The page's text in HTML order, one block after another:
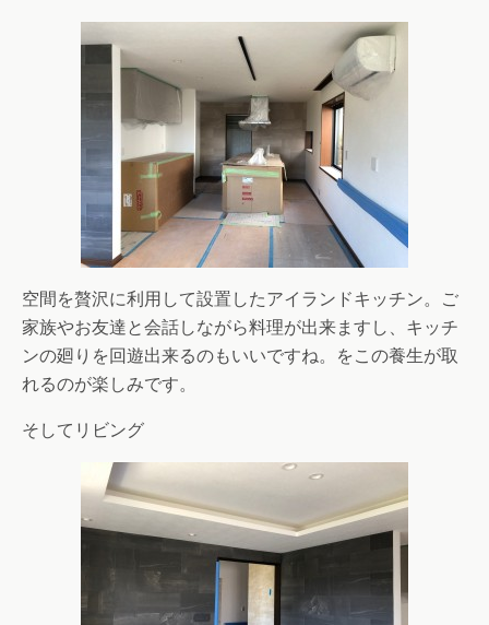
空間を贅沢に利用して設置したアイランドキッチン。ご
家族やお友達と会話しながら料理が出来ますし、キッチ
ンの廻りを回遊出来るのもいいですね。をこの養生が取
れるのが楽しみです。
そしてリビング